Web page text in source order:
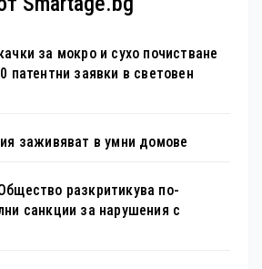
за мокро и сухо почистване
патентни заявки в световен
заживяват в умни домове
разкритикува по-
санкции за нарушения с